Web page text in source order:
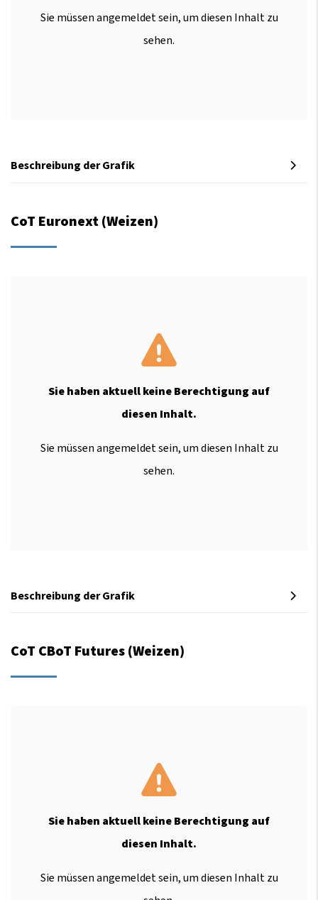
Sie müssen angemeldet sein, um diesen Inhalt zu
sehen.
Beschreibung der Grafik
CoT Euronext (Weizen)
Sie haben aktuell keine Berechtigung auf
diesen Inhalt.
Sie müssen angemeldet sein, um diesen Inhalt zu
sehen.
Beschreibung der Grafik
CoT CBoT Futures (Weizen)
Sie haben aktuell keine Berechtigung auf
diesen Inhalt.
Sie müssen angemeldet sein, um diesen Inhalt zu